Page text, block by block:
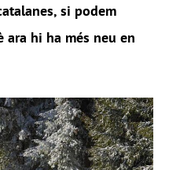
si podem
ara hi ha més neu en